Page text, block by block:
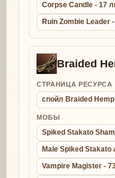
Corpse Candle - 17
Ruin Zombie Leader
Braided
СТРАНИЦА РЕСУРСА
спойл Braided
МОБЫ
Spiked Stakato
Male Spiked Stakato
Vampire Magister -